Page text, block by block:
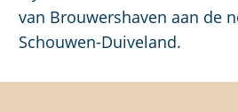
van Brouwershaven aan de
Schouwen-Duiveland.